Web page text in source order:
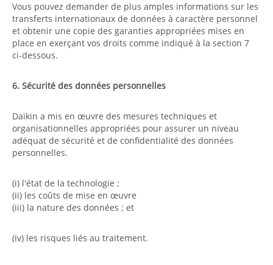
Vous pouvez demander de plus amples informations sur les
transferts internationaux de données à caractère personnel
et obtenir une copie des garanties appropriées mises en
place en exerçant vos droits comme indiqué à la section 7
ci-dessous.
6. Sécurité des données personnelles
Daikin a mis en œuvre des mesures techniques et
organisationnelles appropriées pour assurer un niveau
adéquat de sécurité et de confidentialité des données
personnelles.
(i) l'état de la technologie ;
(ii) les coûts de mise en œuvre
(iii) la nature des données ; et
(iv) les risques liés au traitement.